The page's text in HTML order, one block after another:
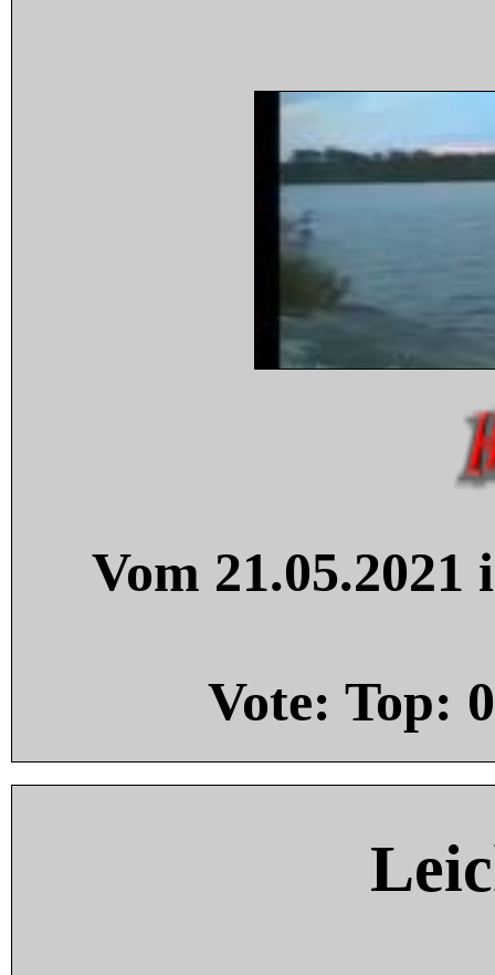
Vom 21.05.2021
Vote: Top: 0